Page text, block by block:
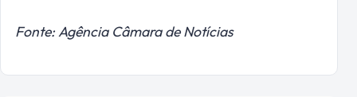
Fonte: Agência Câmara de Notícias